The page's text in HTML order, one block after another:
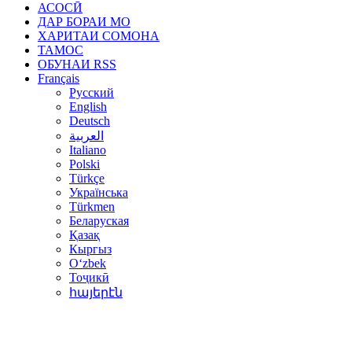
АСОСӢ
ДАР БОРАИ МО
ХАРИТАИ СОМОНА
ТАМОС
ОБУНАИ RSS
Français
Русский
English
Deutsch
العربية
Italiano
Polski
Türkçe
Українська
Türkmen
Беларуская
Қазақ
Кыргыз
Oʻzbek
Тоҷикӣ
հայերէն